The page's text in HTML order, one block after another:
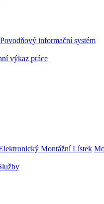
Povodňový informační systém
výkaz práce
Montážní Lístek